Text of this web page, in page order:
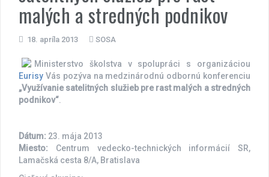
malých a stredných podnikov
18. apríla 2013 SOSA
Ministerstvo školstva v spolupráci s organizáciou
Eurisy Vás pozýva na medzinárodnú odbornú konferenciu
„Využívanie satelitných služieb pre rast malých a stredných
podnikov“.
Dátum: 23. mája 2013
Miesto: Centrum vedecko-technických informácií SR,
Lamačská cesta 8/A, Bratislava